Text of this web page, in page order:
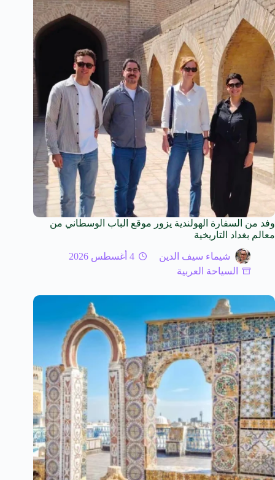
وفد من السفارة الهولندية يزور موقع الباب الوسطاني من
معالم بغداد التاريخية
شيماء سيف الدين
4 أغسطس 2026
السياحة العربية